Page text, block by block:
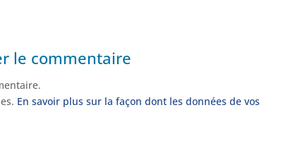
le commentaire
En savoir plus sur la façon dont les données de vos